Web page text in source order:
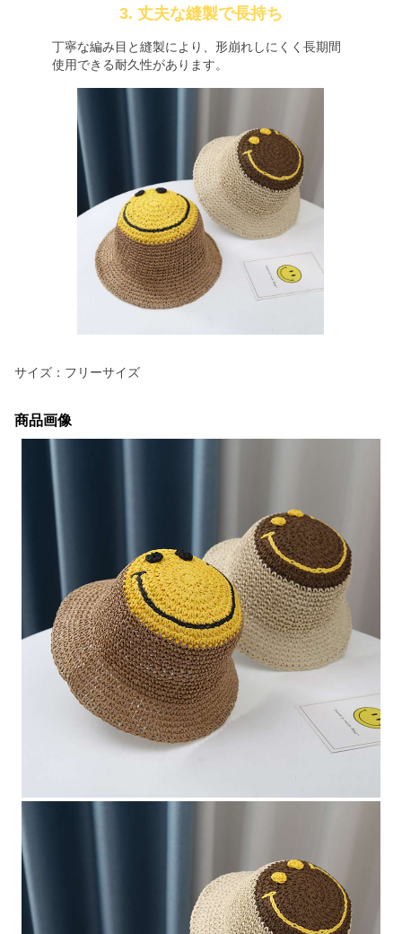
3. 丈夫な縫製で長持ち
丁寧な編み目と縫製により、形崩れしにくく長期間
使用できる耐久性があります。
サイズ：フリーサイズ
商品画像